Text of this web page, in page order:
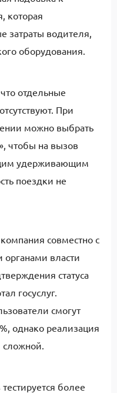
которая
затраты водителя,
оборудования.
отдельные
При
можно выбрать
чтобы на вызов
удерживающим
поездки не
совместно с
органами власти
статуса
госуслуг.
смогут
однако реализация
сложной.
более